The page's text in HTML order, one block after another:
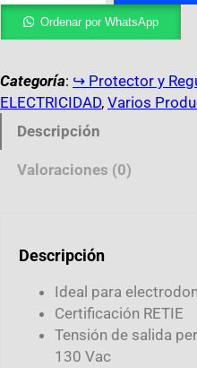
Ordenar por WhatsApp
Categoría: ↪︎ Protector y
ELECTRICIDAD, Varios
Descripción
Valoraciones (0)
Descripción
Ideal para
Certificación RETIE
Tensión de salida
130 Vac